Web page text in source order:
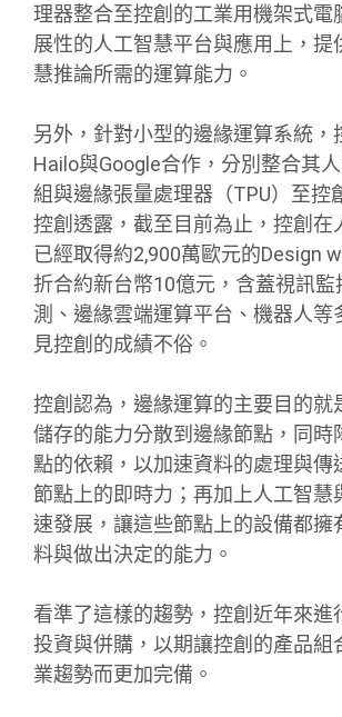
理器整合至控創的工業用機架式電
展性的人工智慧平台與應用上，提
慧推論所需的運算能力。
另外，針對小型的邊緣運算系統，
Hailo與Google合作，分別整合其
組與邊緣張量處理器（TPU）至控
控創透露，截至目前為止，控創在
已經取得約2,900萬歐元的Design
折合約新台幣10億元，含蓋視訊監
測、邊緣雲端運算平台、機器人等
見控創的成績不俗。
控創認為，邊緣運算的主要目的就
儲存的能力分散到邊緣節點，同時
點的依賴，以加速資料的處理與傳
節點上的即時力；再加上人工智慧
速發展，讓這些節點上的設備都擁
料與做出決定的能力。
看準了這樣的趨勢，控創近年來進
投資與併購，以期讓控創的產品組
業趨勢而更加完備。